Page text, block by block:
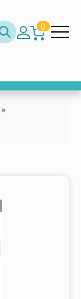
0
»